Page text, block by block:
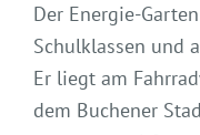
Der Energie-
Schulklassen und
Er liegt am
dem Buchener